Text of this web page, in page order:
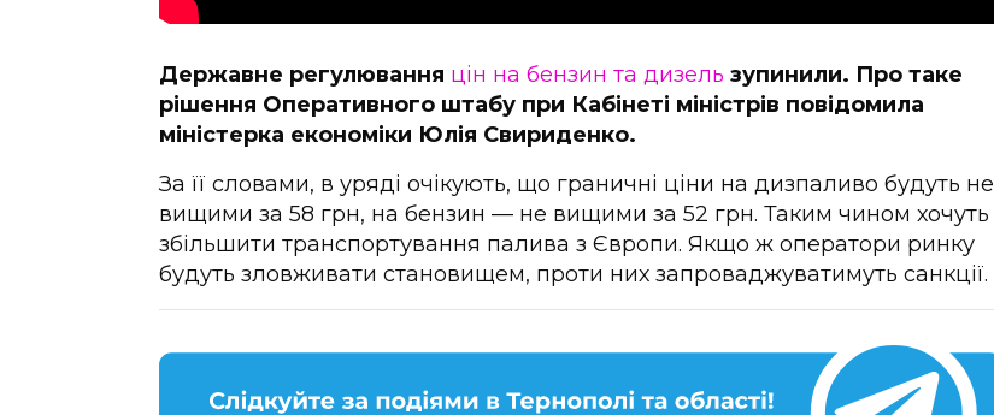
Державне регулювання цін на бензин та дизель зупинили. Про таке
рішення Оперативного штабу при Кабінеті міністрів повідомила
міністерка економіки Юлія Свириденко.
За її словами, в уряді очікують, що граничні ціни на дизпаливо будуть не
вищими за 58 грн, на бензин — не вищими за 52 грн. Таким чином хочуть
збільшити транспортування палива з Європи. Якщо ж оператори ринку
будуть зловживати становищем, проти них запроваджуватимуть санкції.